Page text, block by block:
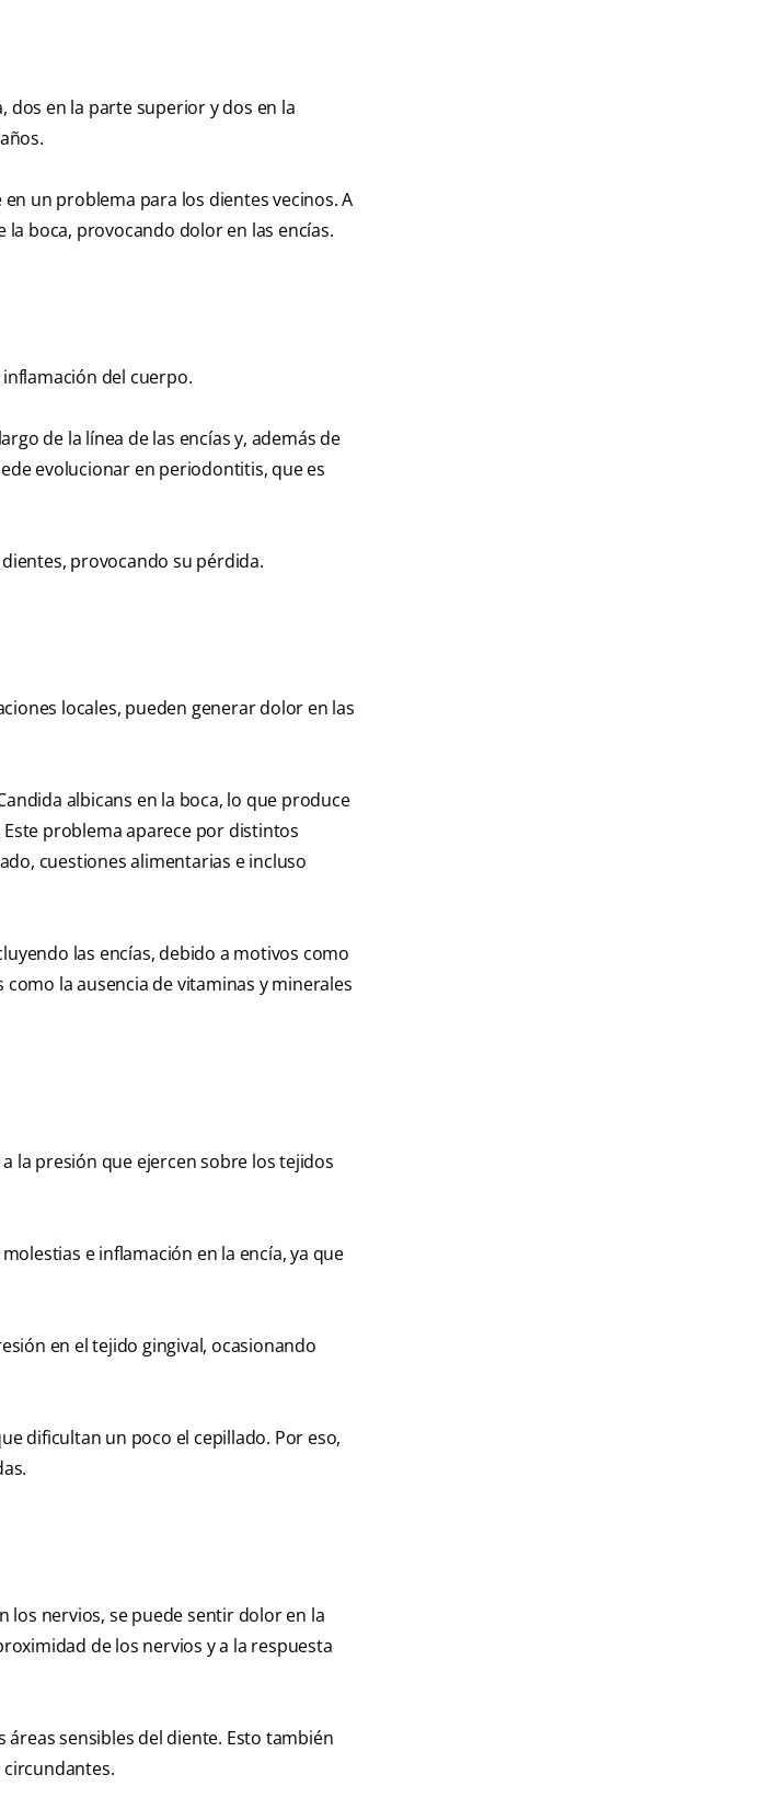
en la parte superior y dos en la
un problema para los dientes vecinos. A
boca, provocando dolor en las encías.
del cuerpo.
de la línea de las encías y, además de
evolucionar en periodontitis, que es
provocando su pérdida.
locales, pueden generar dolor en las
albicans en la boca, lo que produce
problema aparece por distintos
cuestiones alimentarias e incluso
las encías, debido a motivos como
la ausencia de vitaminas y minerales
la presión que ejercen sobre los tejidos
e inflamación en la encía, ya que
en el tejido gingival, ocasionando
dificultan un poco el cepillado. Por eso,
los nervios, se puede sentir dolor en la
de los nervios y a la respuesta
sensibles del diente. Esto también